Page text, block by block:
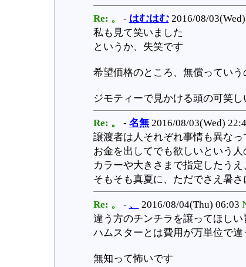
Re: 。 - はむはむ2016/08/
私も見て笑いました
というか、失笑です
希望価格のところ、無償ってい
ジモティーで見かける頭の可笑
Re: 。 - 名無2016/08/03(Wed)
譲渡者は人それぞれ事情も異な
お金を出してでも欲しいという人
カラーや大きさまで指定したう
そもそも真夏に、ただでさえ暑
Re: 。 - 、 2016/08/04(Thu) 06:03
違う方のチンチラを譲ってほし
ハムスターとは費用が万単位で違
無知って怖いです